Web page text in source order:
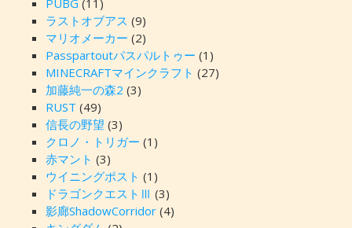
PUBG (11)
ラストオブアス (9)
マリオメーカー (2)
Passpartoutパスパルトゥー (1)
MINECRAFTマインクラフト (27)
加藤純一の森2 (3)
RUST (49)
信長の野望 (3)
クロノ・トリガー (1)
赤マント (3)
ウイニングポスト (1)
ドラゴンクエストⅢ (3)
影廊ShadowCorridor(4)